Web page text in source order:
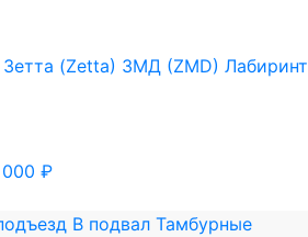
Зетта (Zetta) ЗМД (ZMD) Лабиринт
₽
В подвал Тамбурные